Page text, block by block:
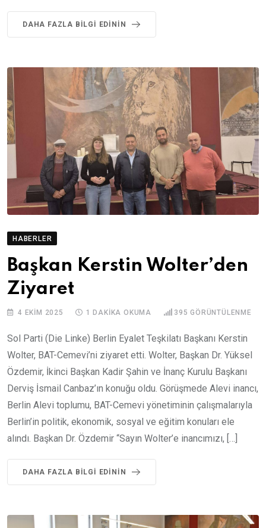
DAHA FAZLA BILGI EDININ
HABERLER
Başkan Kerstin Wolter’den
Ziyaret
4 EKIM 2025 1 DAKIKA OKUMA 395 GÖRÜNTÜLENME
Sol Parti (Die Linke) Berlin Eyalet Teşkilatı Başkanı Kerstin
Wolter, BAT-Cemevi’ni ziyaret etti. Wolter, Başkan Dr. Yüksel
Özdemir, İkinci Başkan Kadir Şahin ve İnanç Kurulu Başkanı
Derviş İsmail Canbaz’ın konuğu oldu. Görüşmede Alevi inancı,
Berlin Alevi toplumu, BAT-Cemevi yönetiminin çalışmalarıyla
Berlin’in politik, ekonomik, sosyal ve eğitim konuları ele
alındı. Başkan Dr. Özdemir “Sayın Wolter’e inancımızı, […]
DAHA FAZLA BILGI EDININ